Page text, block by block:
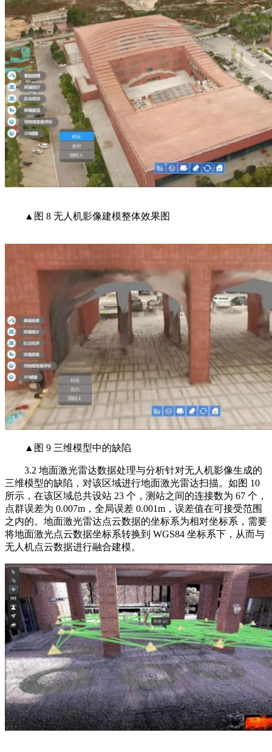
▲图 8 无人机影像建模整体效果图
▲图 9 三维模型中的缺陷
3.2 地面激光雷达数据处理与分析针对无人机影像生成的
三维模型的缺陷，对该区域进行地面激光雷达扫描。如图 10
所示，在该区域总共设站 23 个，测站之间的连接数为 67 个，
点群误差为 0.007m，全局误差 0.001m，误差值在可接受范围
之内的。地面激光雷达点云数据的坐标系为相对坐标系，需要
将地面激光点云数据坐标系转换到 WGS84 坐标系下，从而与
无人机点云数据进行融合建模。